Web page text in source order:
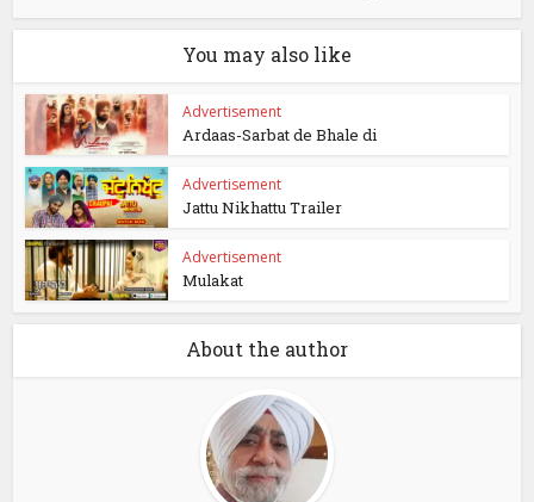
You may also like
Advertisement
Ardaas-Sarbat de Bhale di
Advertisement
Jattu Nikhattu Trailer
Advertisement
Mulakat
About the author